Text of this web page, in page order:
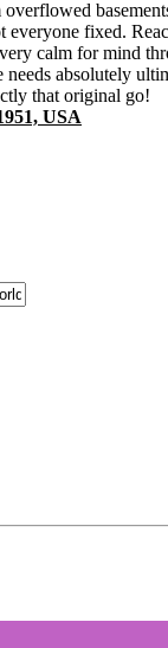
everyone fixed.
calm for mind
needs absolutely
that original go!
USA